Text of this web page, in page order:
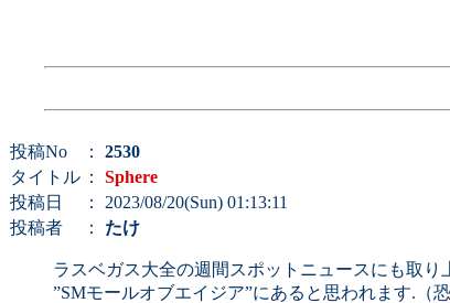
投稿No ： 2530
タイトル ： Sphere
投稿日
： 2023/08/20(Sun) 01:13:11
投稿者
： たけ
ラスベガス大全の週間スポットニュースにも取り
”SMモールオブエイジア”にあると思われます.（